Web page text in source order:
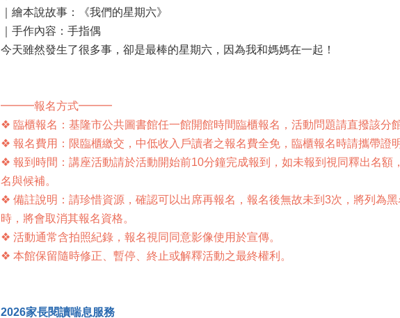
｜繪本說故事：《我們的星期六》
｜手作內容：手指偶
今天雖然發生了很多事，卻是最棒的星期六，因為我和媽媽在一起！
━━━報名方式━━━
❖ 臨櫃報名：基隆市公共圖書館任一館開館時間臨櫃報名，活動問題請直撥該分館
❖ 報名費用：限臨櫃繳交，中低收入戶讀者之報名費全免，臨櫃報名時請攜帶證明
❖ 報到時間：講座活動請於活動開始前10分鐘完成報到，如未報到視同釋出名額
名與候補。
❖ 備註說明：請珍惜資源，確認可以出席再報名，報名後無故未到3次，將列為
時，將會取消其報名資格。
❖ 活動通常含拍照紀錄，報名視同同意影像使用於宣傳。
❖ 本館保留隨時修正、暫停、終止或解釋活動之最終權利。
2026家長閱讀喘息服務